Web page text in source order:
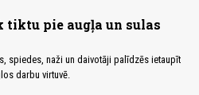
tiktu pie augļa un sulas
spiedes, naži un daivotāji palīdzēs ietaupīt
darbu virtuvē.